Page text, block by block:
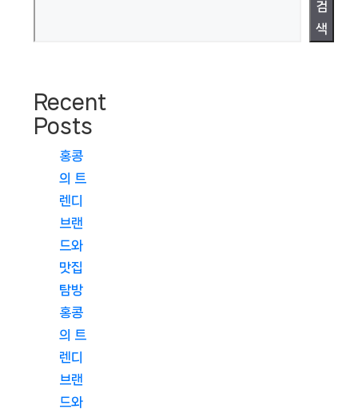
검
색
Recent
Posts
홍콩
의 트
렌디
브랜
드와
맛집
탐방
홍콩
의 트
렌디
브랜
드와